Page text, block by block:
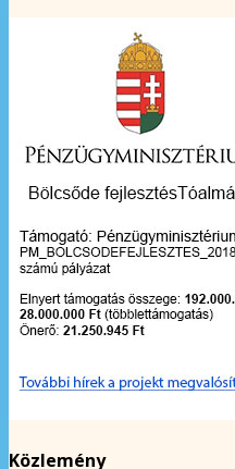
Közlemény